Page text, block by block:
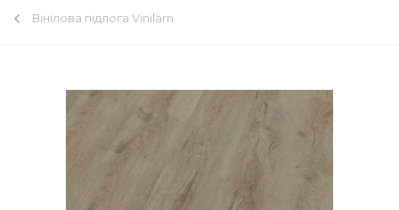
Вінілова підлога Vinilam